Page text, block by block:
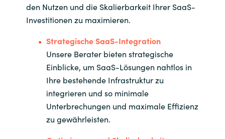
den Nutzen und die Skalierbarkeit Ihrer SaaS-
Investitionen zu maximieren.
Strategische SaaS-Integration
Unsere Berater bieten strategische
Einblicke, um SaaS-Lösungen nahtlos in
Ihre bestehende Infrastruktur zu
integrieren und so minimale
Unterbrechungen und maximale Effizienz
zu gewährleisten.